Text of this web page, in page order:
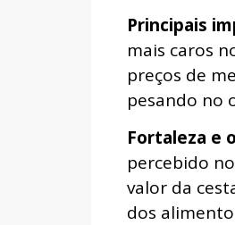
Principais
mais caros
preços de
pesando no
Fortaleza e
percebido
valor da
dos